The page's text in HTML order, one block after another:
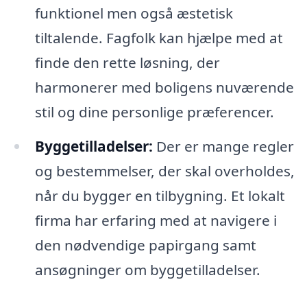
funktionel men også æstetisk
tiltalende. Fagfolk kan hjælpe med at
finde den rette løsning, der
harmonerer med boligens nuværende
stil og dine personlige præferencer.
Byggetilladelser: Der er mange regler
og bestemmelser, der skal overholdes,
når du bygger en tilbygning. Et lokalt
firma har erfaring med at navigere i
den nødvendige papirgang samt
ansøgninger om byggetilladelser.